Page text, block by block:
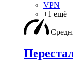
VPN
+1 ещё